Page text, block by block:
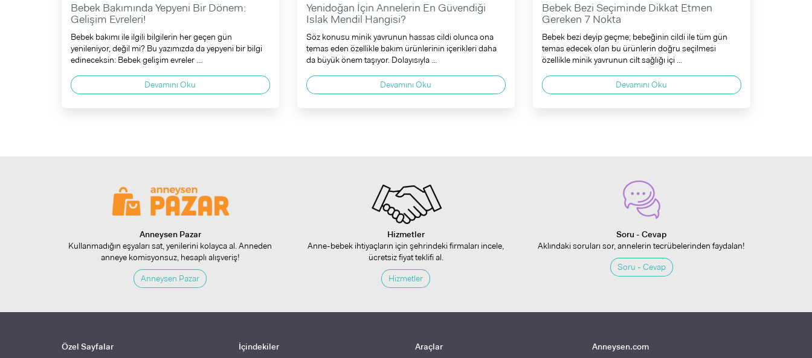
Bebek Bakımında Yepyeni Bir Dönem:
Gelişim Evreleri!
Bebek bakımı ile ilgili bilgilerin her geçen gün
yenileniyor, değil mi? Bu yazımızda da yepyeni bir bilgi
edineceksin: Bebek gelişim evreler ...
Devamını Oku
Yenidoğan İçin Annelerin En Güvendiği
Islak Mendil Hangisi?
Söz konusu minik yavrunun hassas cildi olunca ona
temas eden özellikle bakım ürünlerinin içerikleri daha
da büyük önem taşıyor. Dolayısıyla ...
Devamını Oku
Bebek Bezi Seçiminde Dikkat Etmen
Gereken 7 Nokta
Bebek bezi deyip geçme; bebeğinin cildi ile tüm gün
temas edecek olan bu ürünlerin doğru seçilmesi
özellikle minik yavrunun cilt sağlığı içi ...
Devamını Oku
Anneysen Pazar
Kullanmadığın eşyaları sat, yenilerini kolayca al. Anneden
anneye komisyonsuz, hesaplı alışveriş!
Anneysen Pazar
Hizmetler
Anne-bebek ihtiyaçların için şehrindeki firmaları incele,
ücretsiz fiyat teklifi al.
Hizmetler
Soru - Cevap
Aklındaki soruları sor, annelerin tecrübelerinden faydalan!
Soru - Cevap
Özel Sayfalar
İçindekiler
Araçlar
Anneysen.com